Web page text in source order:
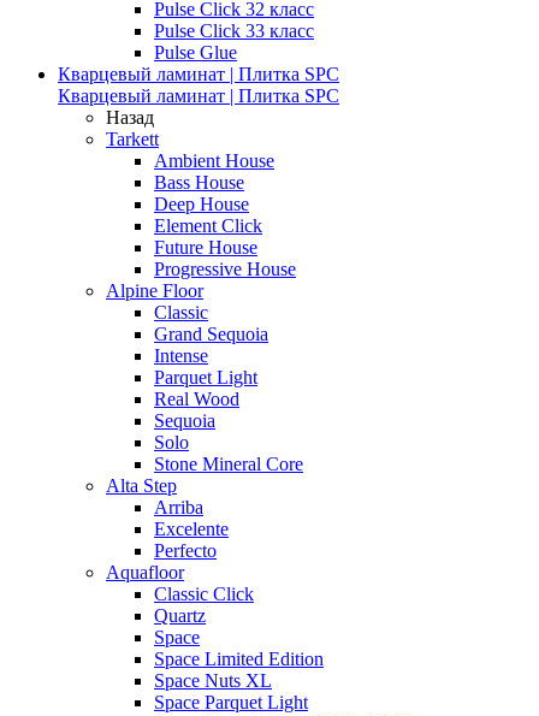
Pulse Click 32 класс
Pulse Click 33 класс
Pulse Glue
Кварцевый ламинат | Плитка SPC
Кварцевый ламинат | Плитка SPC
Назад
Tarkett
Ambient House
Bass House
Deep House
Element Click
Future House
Progressive House
Alpine Floor
Classic
Grand Sequoia
Intense
Parquet Light
Real Wood
Sequoia
Solo
Stone Mineral Core
Alta Step
Arriba
Excelente
Perfecto
Aquafloor
Classic Click
Quartz
Space
Space Limited Edition
Space Nuts XL
Space Parquet Light